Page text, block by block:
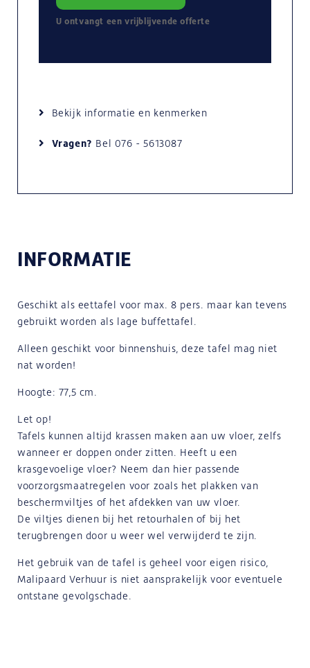
U ontvangt een vrijblijvende offerte
Bekijk informatie en kenmerken
Vragen? Bel 076 - 5613087
INFORMATIE
Geschikt als eettafel voor max. 8 pers. maar kan tevens
gebruikt worden als lage buffettafel.
Alleen geschikt voor binnenshuis, deze tafel mag niet
nat worden!
Hoogte: 77,5 cm.
Let op!
Tafels kunnen altijd krassen maken aan uw vloer, zelfs
wanneer er doppen onder zitten. Heeft u een
krasgevoelige vloer? Neem dan hier passende
voorzorgsmaatregelen voor zoals het plakken van
beschermviltjes of het afdekken van uw vloer.
De viltjes dienen bij het retourhalen of bij het
terugbrengen door u weer wel verwijderd te zijn.
Het gebruik van de tafel is geheel voor eigen risico,
Malipaard Verhuur is niet aansprakelijk voor eventuele
ontstane gevolgschade.